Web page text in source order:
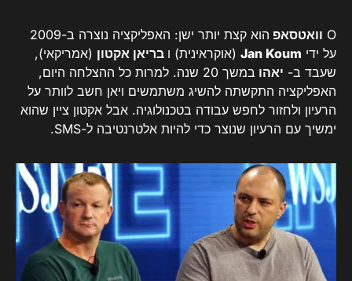
O וואטסאפ
הוא קצת יותר ישן: האפליקציה נוצרה ב-2009
על ידי Jan Koum (אוקראינית) ו בריאן אקטון (אמריקאי),
שעבד ב- יאהו
במשך 20 שנה. למרות כל ההצלחה היום,
האפליקציה התקשתה להשיג משתמשים ויאן חשב לוותר על
הרעיון ולחזור לחפש עבודה בטכנולוגיה. אבל אקטון ציין שהוא
ימשיך עם הרעיון שנוצר כדי להיות אלטרנטיבה ל-SMS.